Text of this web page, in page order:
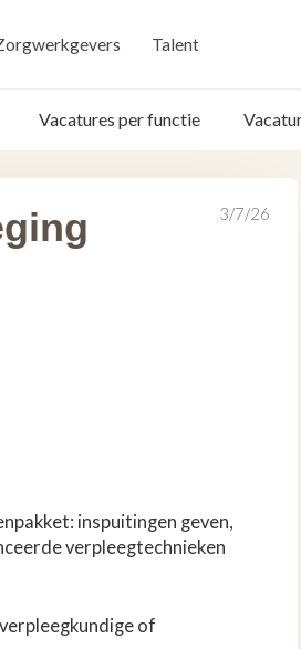
Talent
Vacatures per functie
3/7/26
inspuitingen geven,
verpleegtechnieken
of